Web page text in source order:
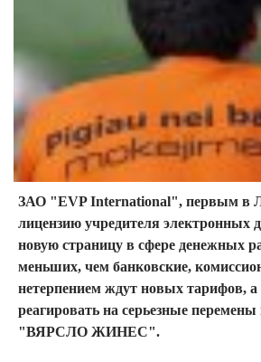
ЗАО "EVP International", первым в
лицензию учредителя электронных
новую страницу в сфере денежных
меньших, чем банковские,
нетерпением ждут новых тарифов,
реагировать на серьезные
"ВЯРСЛО ЖИНЕС".